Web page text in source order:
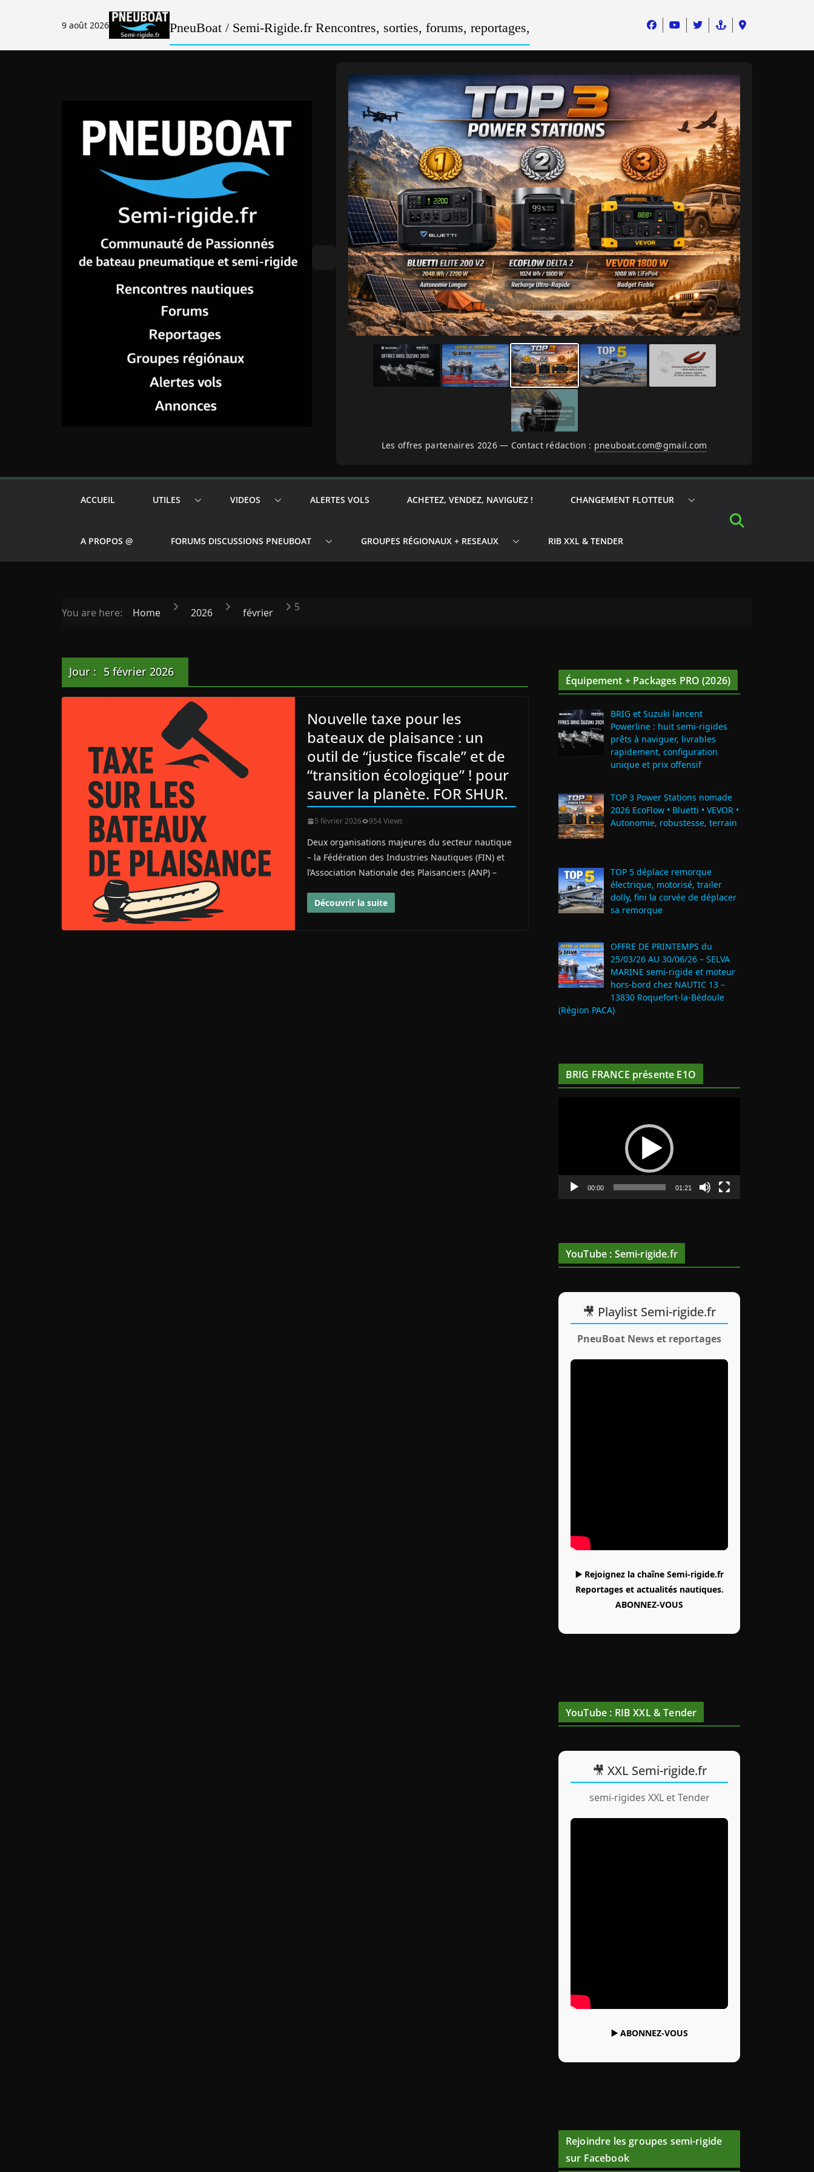
9 août 2026 PneuBoat / Semi-Rigide.fr Rencontres, sorties, forums, reportages,
Les offres partenaires 2026 — Contact rédaction : pneuboat.com@gmail.com
ACCUEIL UTILES VIDEOS ALERTES VOLS ACHETEZ, VENDEZ, NAVIGUEZ ! CHANGEMENT FLOTTEUR
A PROPOS @ FORUMS DISCUSSIONS PNEUBOAT GROUPES RÉGIONAUX + RESEAUX RIB XXL & TENDER
You are here: Home 2026 février 5
Jour : 5 février 2026
Nouvelle taxe pour les
bateaux de plaisance : un
outil de “justice fiscale” et de
“transition écologique” ! pour
sauver la planète. FOR SHUR.
5 février 2026 954 Views
Deux organisations majeures du secteur nautique
– la Fédération des Industries Nautiques (FIN) et
l’Association Nationale des Plaisanciers (ANP) –
Découvrir la suite
Équipement + Packages PRO (2026)
BRIG et Suzuki lancent
Powerline : huit semi‑rigides
prêts à naviguer, livrables
rapidement, configuration
unique et prix offensif
TOP 3 Power Stations nomade
2026 EcoFlow • Bluetti • VEVOR •
Autonomie, robustesse, terrain
TOP 5 déplace remorque
électrique, motorisé, trailer
dolly, fini la corvée de déplacer
sa remorque
OFFRE DE PRINTEMPS du
25/03/26 AU 30/06/26 – SELVA
MARINE semi-rigide et moteur
hors-bord chez NAUTIC 13 –
13830 Roquefort‑la‑Bédoule
(Région PACA)
BRIG FRANCE présente E1O
d
o
00:00 01:21
YouTube : Semi-rigide.fr
🎥 Playlist Semi-rigide.fr
PneuBoat News et reportages
▶️ Rejoignez la chaîne Semi-rigide.fr
Reportages et actualités nautiques.
ABONNEZ-VOUS
YouTube : RIB XXL & Tender
🎥 XXL Semi-rigide.fr
semi-rigides XXL et Tender
▶️ ABONNEZ-VOUS
Rejoindre les groupes semi-rigide
sur Facebook